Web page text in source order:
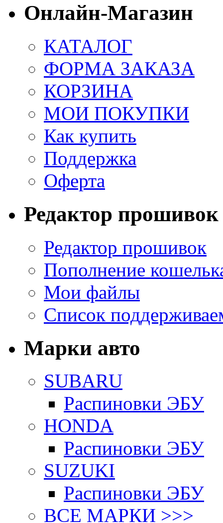
Онлайн-Магазин
КАТАЛОГ
ФОРМА ЗАКАЗА
КОРЗИНА
МОИ ПОКУПКИ
Как купить
Поддержка
Оферта
Редактор прошивок
Редактор прошивок
Пополнение
Мои файлы
Список
Марки авто
SUBARU
Распиновки ЭБУ
HONDA
Распиновки ЭБУ
SUZUKI
Распиновки ЭБУ
ВСЕ МАРКИ >>>